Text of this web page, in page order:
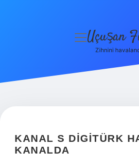
Hakkımızda
menüyü
Uçuşan
Zihnini
KANAL S DIGITÜRK
KANALDA